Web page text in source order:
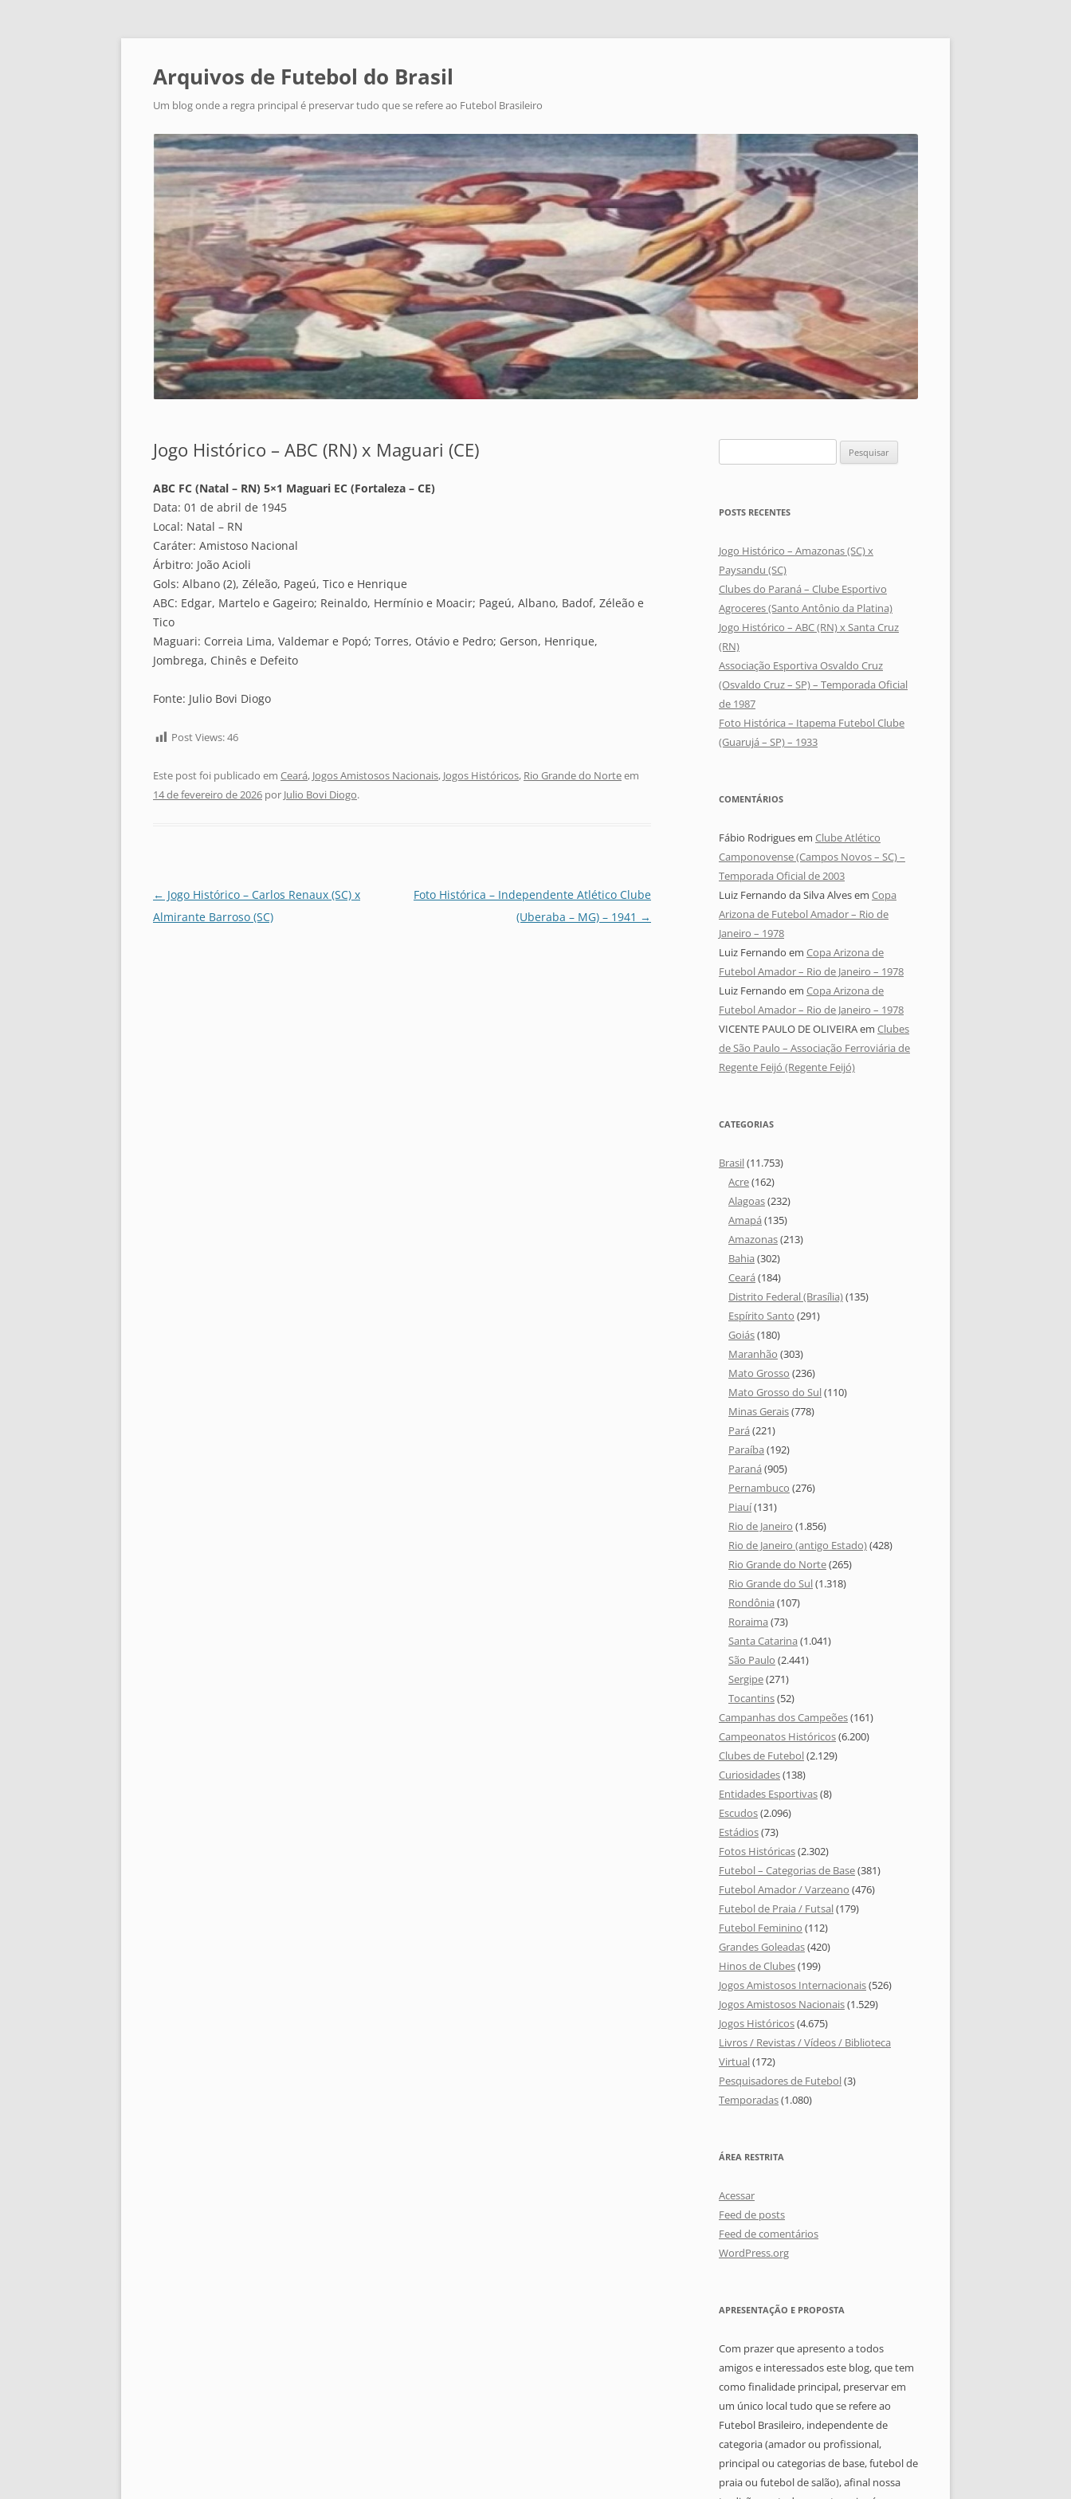
Arquivos de Futebol do Brasil
Um blog onde a regra principal é preservar tudo que se refere ao Futebol Brasileiro
Jogo Histórico – ABC (RN) x Maguari (CE)
ABC FC (Natal – RN) 5×1 Maguari EC (Fortaleza – CE)
Data: 01 de abril de 1945
Local: Natal – RN
Caráter: Amistoso Nacional
Árbitro: João Acioli
Gols: Albano (2), Zéleão, Pageú, Tico e Henrique
ABC: Edgar, Martelo e Gageiro; Reinaldo, Hermínio e Moacir; Pageú, Albano, Badof, Zéleão e
Tico
Maguari: Correia Lima, Valdemar e Popó; Torres, Otávio e Pedro; Gerson, Henrique,
Jombrega, Chinês e Defeito
Fonte: Julio Bovi Diogo
Post Views:46
Este post foi publicado em Ceará, Jogos Amistosos Nacionais, Jogos Históricos, Rio Grande do Norteem
14 de fevereiro de 2026 por Julio Bovi Diogo.
Navegação
de
← Jogo Histórico – Carlos Renaux (SC) x
Almirante Barroso (SC)
Foto Histórica – Independente Atlético Clube
(Uberaba – MG) – 1941 →
por:
POSTS RECENTES
Jogo Histórico – Amazonas (SC) x
Paysandu (SC)
Clubes do Paraná – Clube Esportivo
Agroceres (Santo Antônio da Platina)
Jogo Histórico – ABC (RN) x Santa Cruz
(RN)
Associação Esportiva Osvaldo Cruz
(Osvaldo Cruz – SP) – Temporada Oficial
de 1987
Foto Histórica – Itapema Futebol Clube
(Guarujá – SP) – 1933
COMENTÁRIOS
Fábio Rodriguesem Clube Atlético
Camponovense (Campos Novos – SC) –
Temporada Oficial de 2003
Luiz Fernando da Silva Alvesem Copa
Arizona de Futebol Amador – Rio de
Janeiro – 1978
Luiz Fernando em Copa Arizona de
Futebol Amador – Rio de Janeiro – 1978
Luiz Fernando em Copa Arizona de
Futebol Amador – Rio de Janeiro – 1978
VICENTE PAULO DE OLIVEIRAem Clubes
de São Paulo – Associação Ferroviária de
Regente Feijó (Regente Feijó)
CATEGORIAS
Brasil(11.753)
Acre(162)
Alagoas(232)
Amapá (135)
Amazonas(213)
Bahia (302)
Ceará (184)
Distrito Federal (Brasília)(135)
Espírito Santo (291)
Goiás(180)
Maranhão (303)
Mato Grosso (236)
Mato Grosso do Sul(110)
Minas Gerais(778)
Pará (221)
Paraíba (192)
Paraná (905)
Pernambuco (276)
Piauí(131)
Rio de Janeiro (1.856)
Rio de Janeiro (antigo Estado)(428)
Rio Grande do Norte(265)
Rio Grande do Sul(1.318)
Rondônia (107)
Roraima (73)
Santa Catarina (1.041)
São Paulo (2.441)
Sergipe(271)
Tocantins(52)
Campanhas dos Campeões(161)
Campeonatos Históricos(6.200)
Clubes de Futebol(2.129)
Curiosidades(138)
Entidades Esportivas(8)
Escudos(2.096)
Estádios(73)
Fotos Históricas(2.302)
Futebol – Categorias de Base(381)
Futebol Amador / Varzeano (476)
Futebol de Praia / Futsal(179)
Futebol Feminino (112)
Grandes Goleadas(420)
Hinos de Clubes(199)
Jogos Amistosos Internacionais(526)
Jogos Amistosos Nacionais(1.529)
Jogos Históricos(4.675)
Livros / Revistas / Vídeos / Biblioteca
Virtual(172)
Pesquisadores de Futebol(3)
Temporadas(1.080)
ÁREA RESTRITA
Acessar
Feed de posts
Feed de comentários
WordPress.org
APRESENTAÇÃO E PROPOSTA
Com prazer que apresento a todos
amigos e interessados este blog, que tem
como finalidade principal, preservar em
um único local tudo que se refere ao
Futebol Brasileiro, independente de
categoria (amador ou profissional,
principal ou categorias de base, futebol de
praia ou futebol de salão), afinal nossa